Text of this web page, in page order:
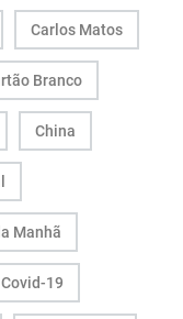
Carlos Matos
Branco
China
Manhã
Covid-19